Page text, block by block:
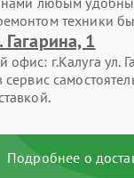
техники
Гагарина, 1
офис: г.Калуга ул.
сервис
Подробнее о